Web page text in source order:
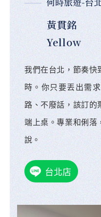
黃貫銘
Yellow
我們在台北，節奏快
時。你只要丟出需
路、不廢話，該訂的
端上桌。專業和俐落
說。
台北店